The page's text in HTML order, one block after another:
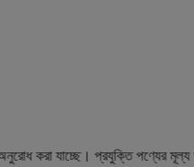
প্রযুক্তি পণ্যের মূল্য